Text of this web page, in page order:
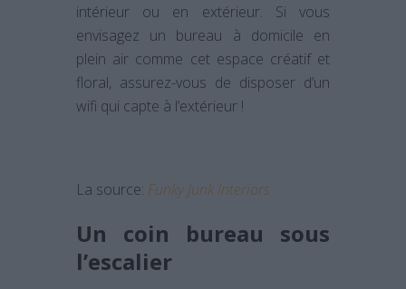
intérieur ou en extérieur. Si vous
envisagez un bureau à domicile en
plein air comme cet espace créatif et
floral, assurez-vous de disposer d’un
wifi qui capte à l’extérieur !
La source: Funky Junk Interiors
Un coin bureau sous
l’escalier